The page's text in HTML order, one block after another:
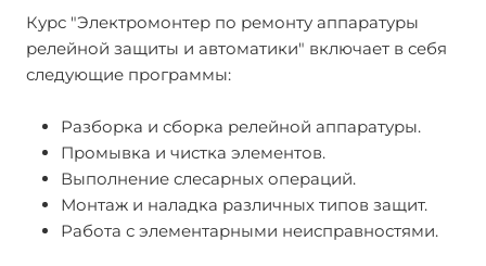
Курс "Электромонтер по ремонту аппаратуры
релейной защиты и автоматики" включает в себя
следующие программы:
Разборка и сборка релейной аппаратуры.
Промывка и чистка элементов.
Выполнение слесарных операций.
Монтаж и наладка различных типов защит.
Работа с элементарными неисправностями.